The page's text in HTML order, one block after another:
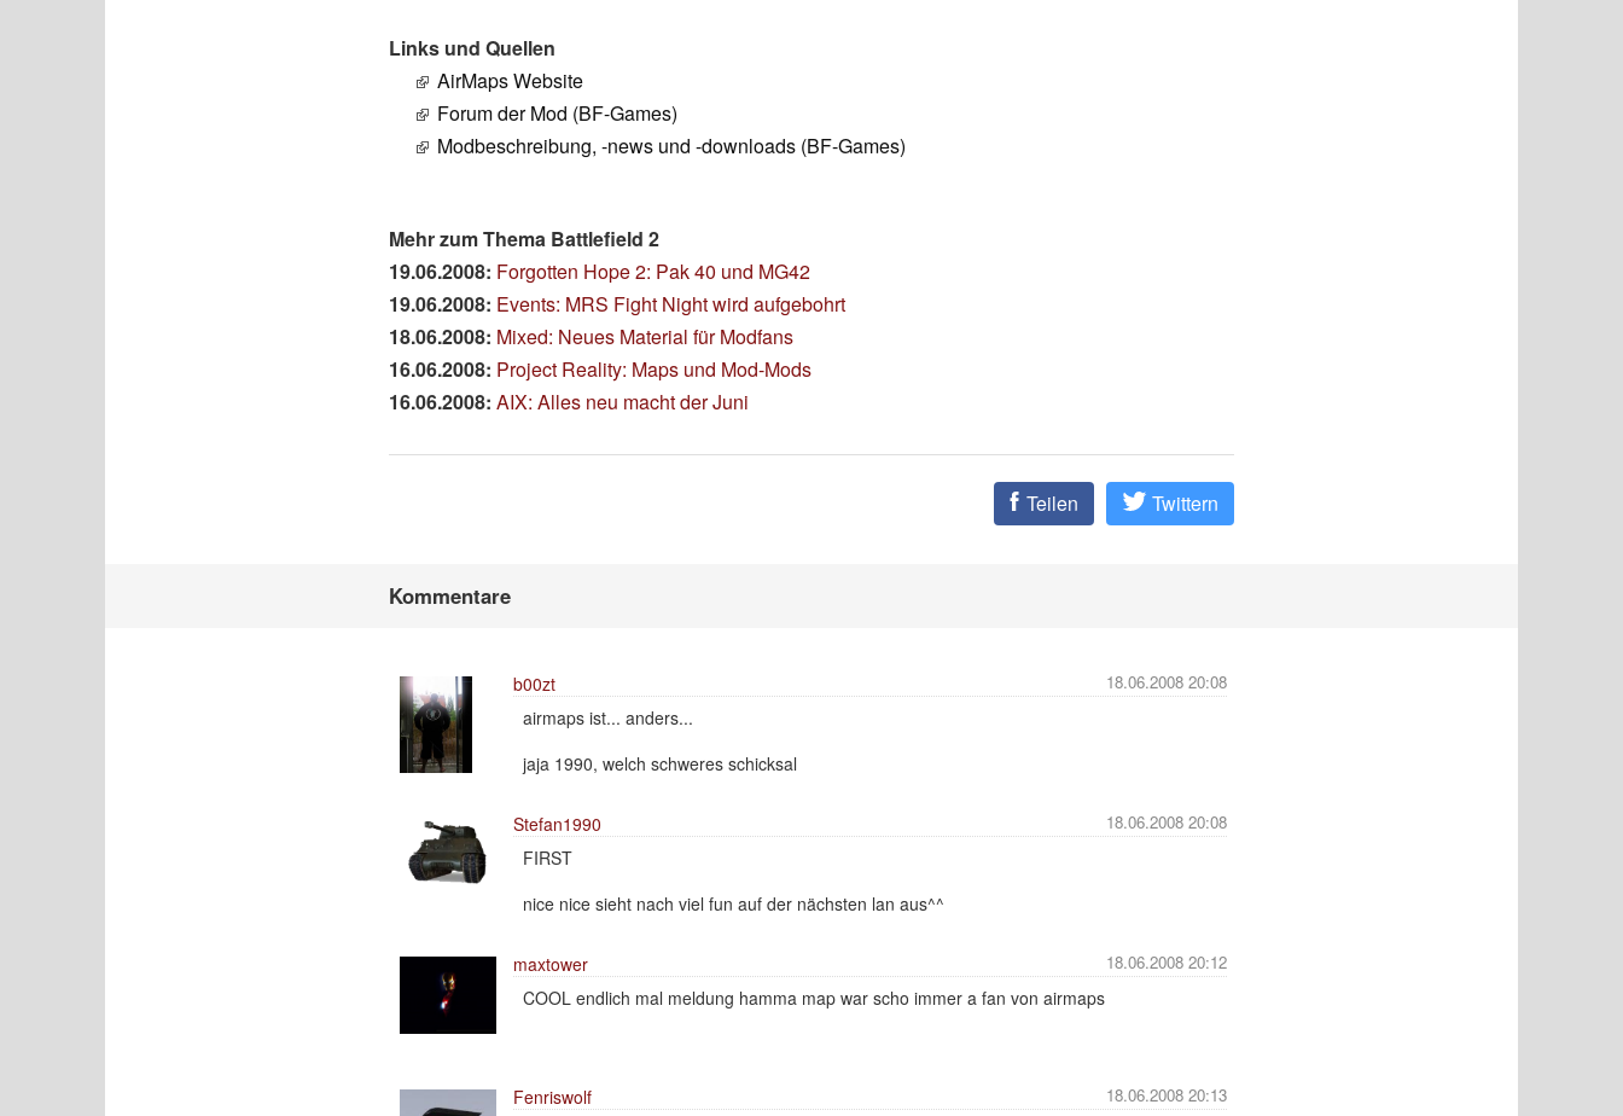
Links und Quellen
AirMaps Website
Forum der Mod (BF-Games)
Modbeschreibung, -news und -downloads (BF-Games)
Mehr zum Thema Battlefield 2
19.06.2008: Forgotten Hope 2: Pak 40 und MG42
19.06.2008: Events: MRS Fight Night wird aufgebohrt
18.06.2008: Mixed: Neues Material für Modfans
16.06.2008: Project Reality: Maps und Mod-Mods
16.06.2008: AIX: Alles neu macht der Juni
Teilen Twittern
Kommentare
18.06.2008 20:08
b00zt
airmaps ist... anders...
jaja 1990, welch schweres schicksal
18.06.2008 20:08
Stefan1990
FIRST
nice nice sieht nach viel fun auf der nächsten lan aus^^
18.06.2008 20:12
maxtower
COOL endlich mal meldung hamma map war scho immer a fan von airmaps
18.06.2008 20:13
Fenriswolf